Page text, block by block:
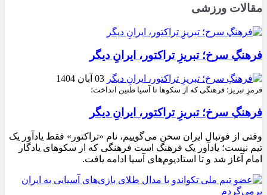
مقالات ورزشی
فرهنگِ سرخ؛ تبریزِ تراکتور، ایرانِ دیگر
03 آبان 1404
قرمزِ تبریز؛ فرهنگی که از سکوها تا آسیا طنین انداخت؛
فرهنگِ سرخ؛ تبریزِ تراکتور، ایرانِ دیگر
وقتی از فوتبال ایران سخن می‌گوییم، نام «تراکتور» فقط یادآور یک
تیم نیست؛ یادآور یک فرهنگ است فرهنگی که از سکوهای یادگار
امام آغاز شد و تا استادیوم‌های آسیا ادامه یافت.